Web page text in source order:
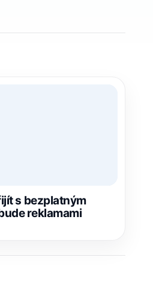
s bezplatným
reklamami